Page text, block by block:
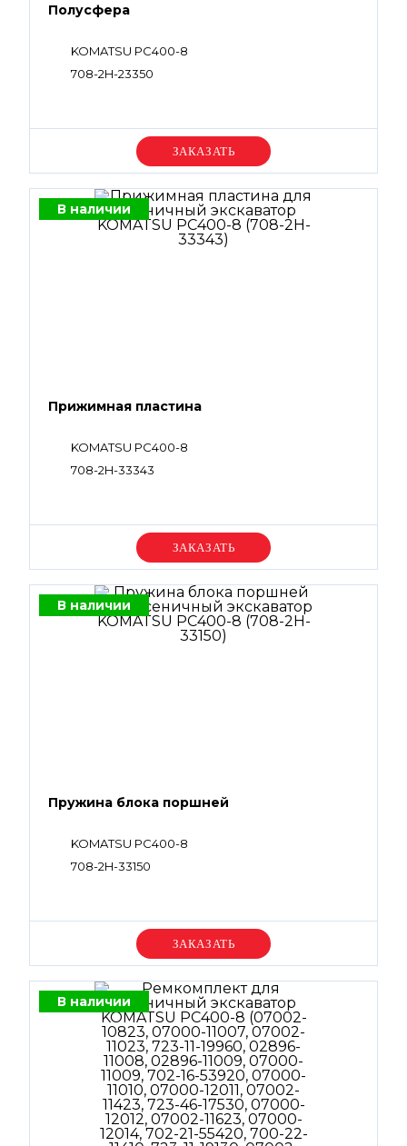
Полусфера
KOMATSU PC400-8
708-2H-23350
Уточняйте цену
В наличии
Прижимная пластина
KOMATSU PC400-8
708-2H-33343
Уточняйте цену
В наличии
Пружина блока поршней
KOMATSU PC400-8
708-2H-33150
Уточняйте цену
В наличии